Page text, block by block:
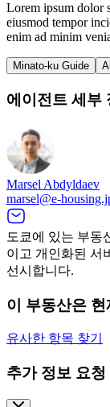
Lorem ipsum dolor
eiusmod tempor
enim ad minim
Minato-ku Guide
에이전트 세부
Marsel Abdyldaev
marsel@e-
도쿄에 있는 부동
이고 개인화된 서
선시합니다.
이 부동산은
유사한 항목 찾기
추가 정보 요청